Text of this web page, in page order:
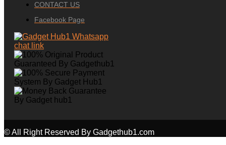
CONTACT US
Facebook Page
© All Right Reserved By Gadgethub1.com